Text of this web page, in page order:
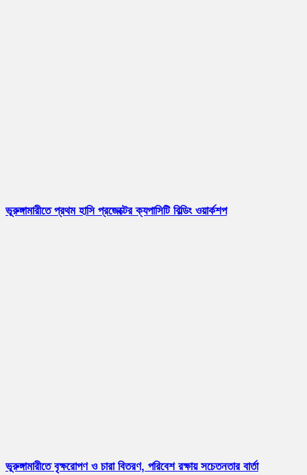
ভূরুঙ্গামারীতে প্রথম হাসি প্রজেক্টের ক্যপাসিটি বিল্ডিং ওয়ার্কশপ
ভূরুঙ্গামারীতে বৃক্ষরোপণ ও চারা বিতরণ, পরিবেশ রক্ষায় সচেতনতার বার্তা